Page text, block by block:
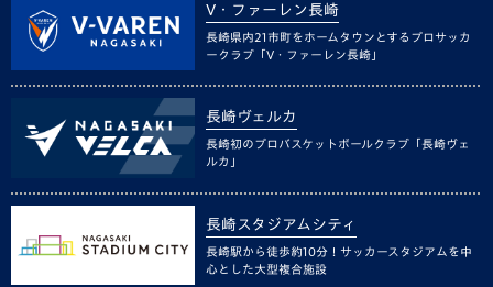
V・ファーレン長崎
長崎県内21市町をホームタウンとするプロサッカ
ークラブ「V・ファーレン長崎」
長崎ヴェルカ
長崎初のプロバスケットボールクラブ「長崎ヴェ
ルカ」
長崎スタジアムシティ
長崎駅から徒歩約10分！サッカースタジアムを中
心とした大型複合施設